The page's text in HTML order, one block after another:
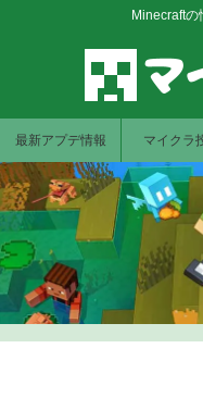
Minecraftの
最新アプデ情報 マイクラ